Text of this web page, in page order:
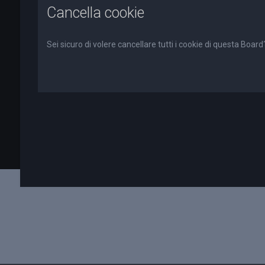
Cancella cookie
Sei sicuro di volere cancellare tutti i cookie di questa